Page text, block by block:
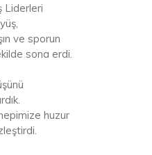
Liderleri
ve sporun
sona erdi.
huzur